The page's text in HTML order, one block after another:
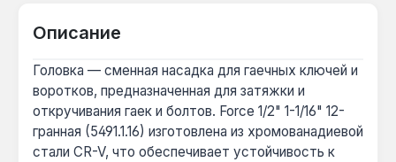
Описание
Головка — сменная насадка для гаечных ключей и
воротков, предназначенная для затяжки и
откручивания гаек и болтов. Force 1/2" 1-1/16" 12-
гранная (5491.1.16) изготовлена из хромованадиевой
стали CR-V, что обеспечивает устойчивость к